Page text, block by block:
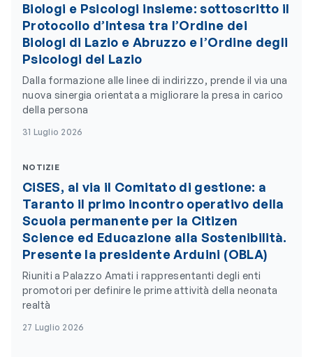
Biologi e Psicologi insieme: sottoscritto il
Protocollo d’Intesa tra l’Ordine dei
Biologi di Lazio e Abruzzo e l’Ordine degli
Psicologi del Lazio
Dalla formazione alle linee di indirizzo, prende il via una
nuova sinergia orientata a migliorare la presa in carico
della persona
31 Luglio 2026
NOTIZIE
CiSES, al via il Comitato di gestione: a
Taranto il primo incontro operativo della
Scuola permanente per la Citizen
Science ed Educazione alla Sostenibilità.
Presente la presidente Arduini (OBLA)
Riuniti a Palazzo Amati i rappresentanti degli enti
promotori per definire le prime attività della neonata
realtà
27 Luglio 2026